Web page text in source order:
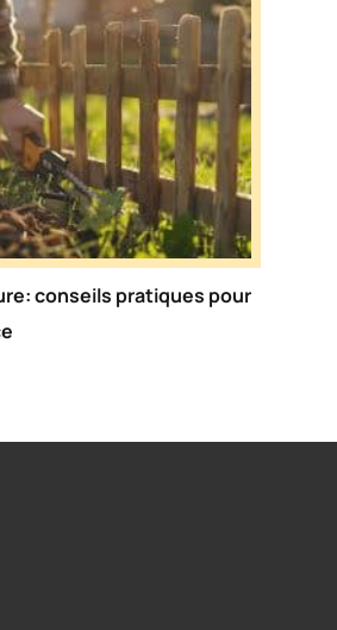
conseils pratiques pour